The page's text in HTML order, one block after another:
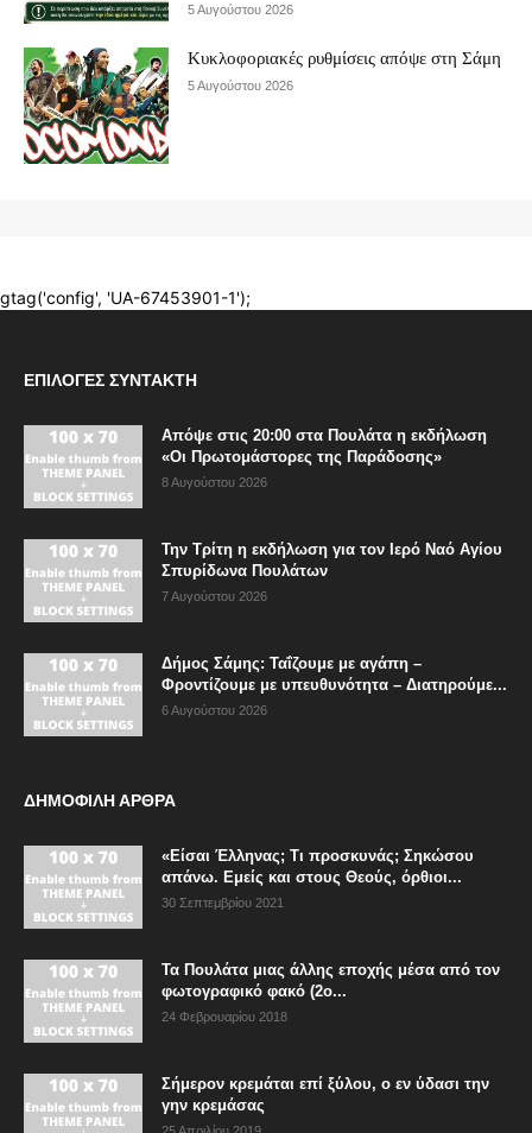
ΕΠΙΛΟΓΈΣ ΣΥΝΤΆΚΤΗ
Απόψε στις 20:00 στα Πουλάτα η εκδήλωση
«Οι Πρωτομάστορες της Παράδοσης»
8 Αυγούστου 2026
Την Τρίτη η εκδήλωση για τον Ιερό Ναό Αγίου
Σπυρίδωνα Πουλάτων
7 Αυγούστου 2026
Δήμος Σάμης: Ταΐζουμε με αγάπη –
Φροντίζουμε με υπευθυνότητα – Διατηρούμε...
6 Αυγούστου 2026
ΔΗΜΟΦΙΛΗ ΑΡΘΡΑ
«Είσαι Έλληνας; Τι προσκυνάς; Σηκώσου
απάνω. Εμείς και στους Θεούς, όρθιοι...
30 Σεπτεμβρίου 2021
Τα Πουλάτα μιας άλλης εποχής μέσα από τον
φωτογραφικό φακό (2ο...
24 Φεβρουαρίου 2018
Σήμερον κρεμάται επί ξύλου, ο εν ύδασι την
γην κρεμάσας